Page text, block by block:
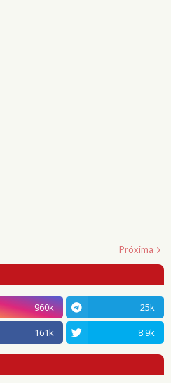
Próxima
960k
25k
161k 8.9k